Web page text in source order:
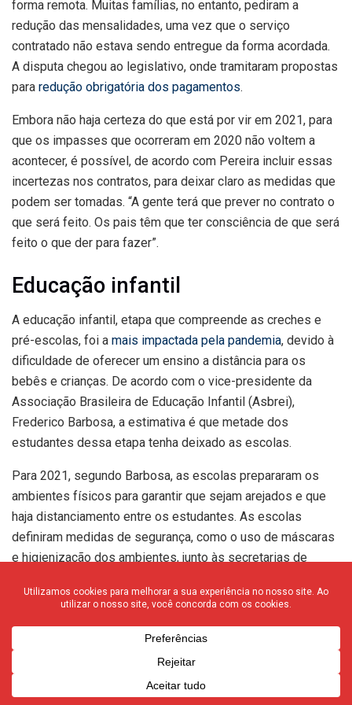
forma remota. Muitas famílias, no entanto, pediram a
redução das mensalidades, uma vez que o serviço
contratado não estava sendo entregue da forma acordada.
A disputa chegou ao legislativo, onde tramitaram propostas
para redução obrigatória dos pagamentos.
Embora não haja certeza do que está por vir em 2021, para
que os impasses que ocorreram em 2020 não voltem a
acontecer, é possível, de acordo com Pereira incluir essas
incertezas nos contratos, para deixar claro as medidas que
podem ser tomadas. “A gente terá que prever no contrato o
que será feito. Os pais têm que ter consciência de que será
feito o que der para fazer”.
Educação infantil
A educação infantil, etapa que compreende as creches e
pré-escolas, foi a mais impactada pela pandemia, devido à
dificuldade de oferecer um ensino a distância para os
bebês e crianças. De acordo com o vice-presidente da
Associação Brasileira de Educação Infantil (Asbrei),
Frederico Barbosa, a estimativa é que metade dos
estudantes dessa etapa tenha deixado as escolas.
Para 2021, segundo Barbosa, as escolas prepararam os
ambientes físicos para garantir que sejam arejados e que
haja distanciamento entre os estudantes. As escolas
definiram medidas de segurança, como o uso de máscaras
e higienização dos ambientes, junto às secretarias de
A expectativa é ofertar tanto um ensino híbrido, mesclando
presencial e remoto quanto aulas apenas a distância para
aquelas famílias que desejarem. “Já está sendo colocado
nos contratos essa questão da oferta do ensino híbrido e
do ensino a distância. Vai ser a nova realidade em 2021”,